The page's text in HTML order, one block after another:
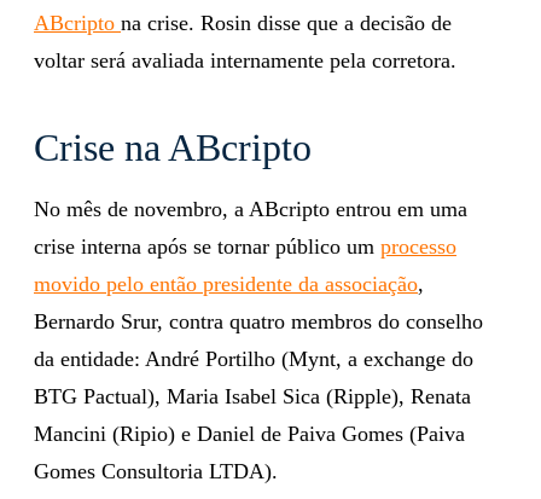
ABcripto na crise. Rosin disse que a decisão de
voltar será avaliada internamente pela corretora.
Crise na ABcripto
No mês de novembro, a ABcripto entrou em uma
crise interna após se tornar público um processo
movido pelo então presidente da associação,
Bernardo Srur, contra quatro membros do conselho
da entidade: André Portilho (Mynt, a exchange do
BTG Pactual), Maria Isabel Sica (Ripple), Renata
Mancini (Ripio) e Daniel de Paiva Gomes (Paiva
Gomes Consultoria LTDA).